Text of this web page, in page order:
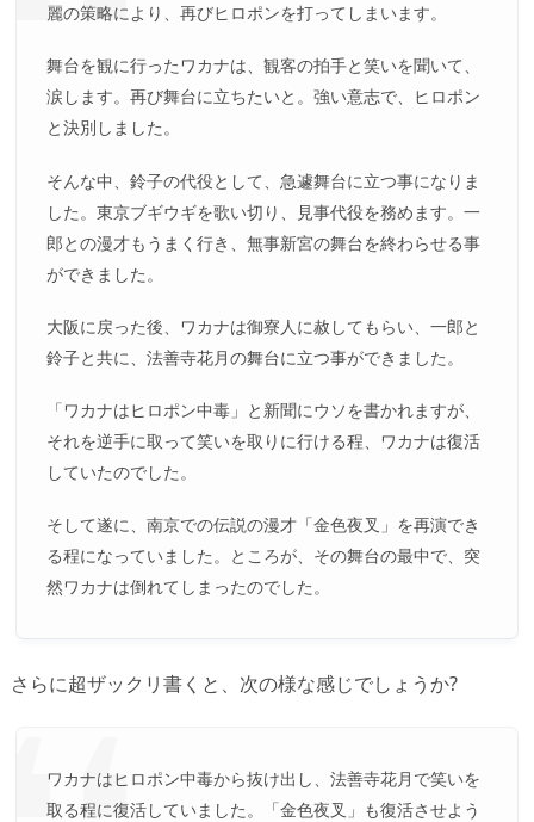
麗の策略により、再びヒロポンを打ってしまいます。
舞台を観に行ったワカナは、観客の拍手と笑いを聞いて、
涙します。再び舞台に立ちたいと。強い意志で、ヒロポン
と決別しました。
そんな中、鈴子の代役として、急遽舞台に立つ事になりま
した。東京ブギウギを歌い切り、見事代役を務めます。一
郎との漫才もうまく行き、無事新宮の舞台を終わらせる事
ができました。
大阪に戻った後、ワカナは御寮人に赦してもらい、一郎と
鈴子と共に、法善寺花月の舞台に立つ事ができました。
「ワカナはヒロポン中毒」と新聞にウソを書かれますが、
それを逆手に取って笑いを取りに行ける程、ワカナは復活
していたのでした。
そして遂に、南京での伝説の漫才「金色夜叉」を再演でき
る程になっていました。ところが、その舞台の最中で、突
然ワカナは倒れてしまったのでした。
さらに超ザックリ書くと、次の様な感じでしょうか?
ワカナはヒロポン中毒から抜け出し、法善寺花月で笑いを
取る程に復活していました。「金色夜叉」も復活させよう